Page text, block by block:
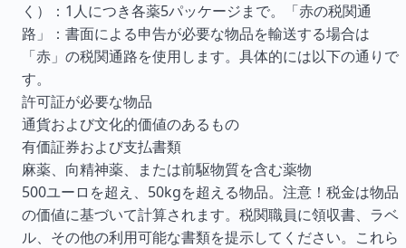
く）：1人につき各薬5パッケージまで。「赤の税関通
路」：書面による申告が必要な物品を輸送する場合は
「赤」の税関通路を使用します。具体的には以下の通りで
す。
許可証が必要な物品
通貨および文化的価値のあるもの
有価証券および支払書類
麻薬、向精神薬、または前駆物質を含む薬物
500ユーロを超え、50kgを超える物品。注意！税金は物品
の価値に基づいて計算されます。税関職員に領収書、ラベ
ル、その他の利用可能な書類を提示してください。これら